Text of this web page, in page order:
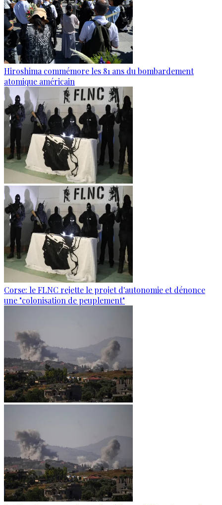
Hiroshima commémore les 81 ans du bombardement
atomique américain
Corse: le FLNC rejette le projet d'autonomie et dénonce
une "colonisation de peuplement"